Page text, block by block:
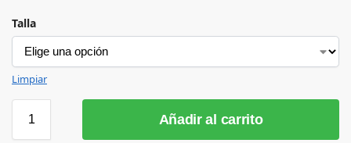
Talla
Limpiar
Añadir al carrito